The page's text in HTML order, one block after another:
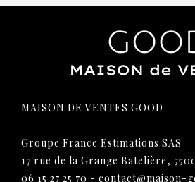
MAISON DE VENTES GOOD
Groupe France Estimations SAS
17 rue de la Grange Batelière,
06 15 27 25 70 - contact@maison-